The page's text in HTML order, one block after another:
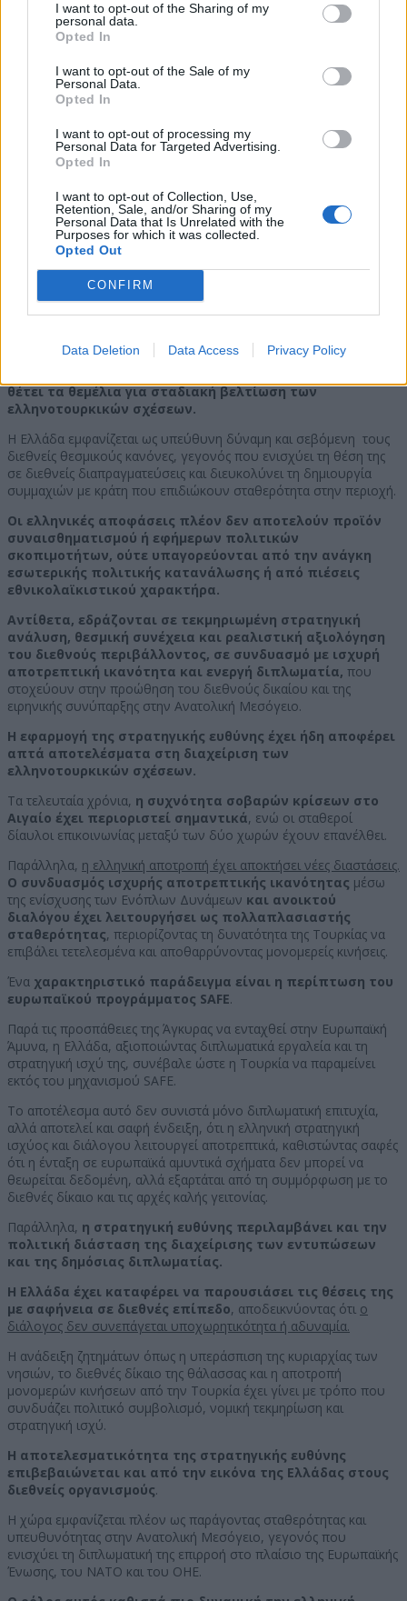
I want to opt-out of the Sharing of my
personal data.
Opted In
I want to opt-out of the Sale of my
Personal Data.
Opted In
I want to opt-out of processing my
Personal Data for Targeted Advertising.
Opted In
I want to opt-out of Collection, Use,
Retention, Sale, and/or Sharing of my
Personal Data that Is Unrelated with the
Purposes for which it was collected.
Opted Out
CONFIRM
Data Deletion Data Access Privacy Policy
2020, ένταση στο Αιγαίο με έρευνες του τουρκικού
σεισμογραφικού πλοίου Oruc Reis).
Η εξέλιξη αυτή δεν αποτελεί συγκυριακή επιλογή εξωτερικής
πολιτικής, αλλά αντανάκλαση μιας ευρύτερης στρατηγικής
αντίληψης για τη διαχείριση των ελληνοτουρκικών σχέσεων.
Το μοντέλο που συνδυάζει διάλογο και αποτροπή
λειτουργεί ως πλαίσιο σταθερότητας, μέσα στο οποίο η
Ελλάδα επιχειρεί να ελέγχει την ένταση, να περιορίζει
διαπραγματευτική της ισχύ.
Η σημασία όμως της στρατηγικής αυτής δεν αποτυπώνεται μόνο
στη θεωρητική της σύλληψη, αλλά κυρίως στα αποτελέσματα που
παράγει στο πεδίο της ασφάλειας, της διπλωματίας και της
διεθνούς παρουσίας της χώρας.
Ωστόσο,δημιουργεί τις προϋποθέσεις για την αποφυγή
θέτει τα θεμέλια για σταδιακή βελτίωση των
ελληνοτουρκικών σχέσεων.
Η Ελλάδα εμφανίζεται ως υπεύθυνη δύναμη και σεβόμενη τους
διεθνείς θεσμικούς κανόνες, γεγονός που ενισχύει τη θέση της
σε διεθνείς διαπραγματεύσεις και διευκολύνει τη δημιουργία
συμμαχιών με κράτη που επιδιώκουν σταθερότητα στην περιοχή.
Οι ελληνικές αποφάσεις πλέον δεν αποτελούν προϊόν
συναισθηματισμού ή εφήμερων πολιτικών
σκοπιμοτήτων, ούτε υπαγορεύονται από την ανάγκη
εσωτερικής πολιτικής κατανάλωσης ή από πιέσεις
εθνικολαϊκιστικού χαρακτήρα.
Αντίθετα, εδράζονται σε τεκμηριωμένη στρατηγική
ανάλυση, θεσμική συνέχεια και ρεαλιστική αξιολόγηση
του διεθνούς περιβάλλοντος, σε συνδυασμό με ισχυρή
αποτρεπτική ικανότητα και ενεργή διπλωματία, που
στοχεύουν στην προώθηση του διεθνούς δικαίου και της
ειρηνικής συνύπαρξης στην Ανατολική Μεσόγειο.
Η εφαρμογή της στρατηγικής ευθύνης έχει ήδη αποφέρει
απτά αποτελέσματα στη διαχείριση των
ελληνοτουρκικών σχέσεων.
Τα τελευταία χρόνια, η συχνότητα σοβαρών κρίσεων στο
Αιγαίο έχει περιοριστεί σημαντικά, ενώ οι σταθεροί
δίαυλοι επικοινωνίας μεταξύ των δύο χωρών έχουν επανέλθει.
Παράλληλα, η ελληνική αποτροπή έχει αποκτήσει νέες διαστάσεις.
Ο συνδυασμός ισχυρής αποτρεπτικής ικανότητας μέσω
της ενίσχυσης των Ενόπλων Δυνάμεων και ανοικτού
διαλόγου έχει λειτουργήσει ως πολλαπλασιαστής
σταθερότητας, περιορίζοντας τη δυνατότητα της Τουρκίας να
επιβάλει τετελεσμένα και αποθαρρύνοντας μονομερείς κινήσεις.
Ένα χαρακτηριστικό παράδειγμα είναι η περίπτωση του
ευρωπαϊκού προγράμματος SAFE.
Παρά τις προσπάθειες της Άγκυρας να ενταχθεί στην Ευρωπαϊκή
Άμυνα, η Ελλάδα, αξιοποιώντας διπλωματικά εργαλεία και τη
στρατηγική ισχύ της, συνέβαλε ώστε η Τουρκία να παραμείνει
εκτός του μηχανισμού SAFE.
Το αποτέλεσμα αυτό δεν συνιστά μόνο διπλωματική επιτυχία,
αλλά αποτελεί και σαφή ένδειξη, ότι η ελληνική στρατηγική
ισχύος και διάλογου λειτουργεί αποτρεπτικά, καθιστώντας σαφές
ότι η ένταξη σε ευρωπαϊκά αμυντικά σχήματα δεν μπορεί να
θεωρείται δεδομένη, αλλά εξαρτάται από τη συμμόρφωση με το
διεθνές δίκαιο και τις αρχές καλής γειτονίας.
Παράλληλα, η στρατηγική ευθύνης περιλαμβάνει και την
πολιτική διάσταση της διαχείρισης των εντυπώσεων
και της δημόσιας διπλωματίας.
Η Ελλάδα έχει καταφέρει να παρουσιάσει τις θέσεις της
με σαφήνεια σε διεθνές επίπεδο, αποδεικνύοντας ότι ο
διάλογος δεν συνεπάγεται υποχωρητικότητα ή αδυναμία.
Η ανάδειξη ζητημάτων όπως η υπεράσπιση της κυριαρχίας των
νησιών, το διεθνές δίκαιο της θάλασσας και η αποτροπή
μονομερών κινήσεων από την Τουρκία έχει γίνει με τρόπο που
συνδυάζει πολιτικό συμβολισμό, νομική τεκμηρίωση και
στρατηγική ισχύ.
Η αποτελεσματικότητα της στρατηγικής ευθύνης
επιβεβαιώνεται και από την εικόνα της Ελλάδας στους
διεθνείς οργανισμούς.
Η χώρα εμφανίζεται πλέον ως παράγοντας σταθερότητας και
υπευθυνότητας στην Ανατολική Μεσόγειο, γεγονός που
ενισχύει τη διπλωματική της επιρροή στο πλαίσιο της Ευρωπαϊκής
Ένωσης, του ΝΑΤΟ και του ΟΗΕ.